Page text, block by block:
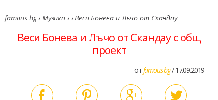
famous.bg › Музика › › Веси Бонева и Лъчо от Скандау ...
Веси Бонева и Лъчо от Скандау с общ
проект
отfamous.bg/ 17.09.2019